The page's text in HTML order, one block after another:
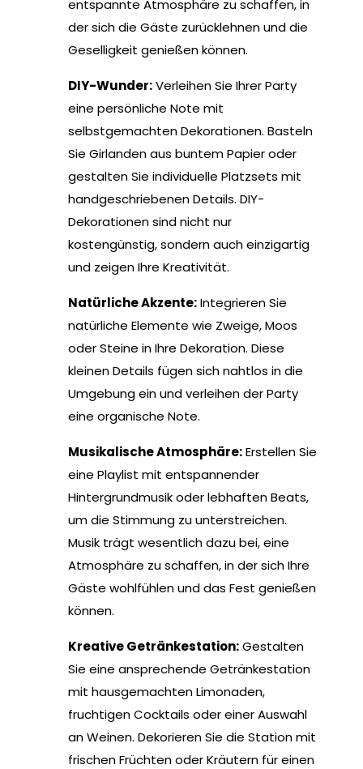
entspannte Atmosphäre zu schaffen, in
der sich die Gäste zurücklehnen und die
Geselligkeit genießen können.
DIY-Wunder:Verleihen Sie Ihrer Party
eine persönliche Note mit
selbstgemachten Dekorationen. Basteln
Sie Girlanden aus buntem Papier oder
gestalten Sie individuelle Platzsets mit
handgeschriebenen Details. DIY-
Dekorationen sind nicht nur
kostengünstig, sondern auch einzigartig
und zeigen Ihre Kreativität.
Natürliche Akzente:Integrieren Sie
natürliche Elemente wie Zweige, Moos
oder Steine in Ihre Dekoration. Diese
kleinen Details fügen sich nahtlos in die
Umgebung ein und verleihen der Party
eine organische Note.
Musikalische Atmosphäre:Erstellen Sie
eine Playlist mit entspannender
Hintergrundmusik oder lebhaften Beats,
um die Stimmung zu unterstreichen.
Musik trägt wesentlich dazu bei, eine
Atmosphäre zu schaffen, in der sich Ihre
Gäste wohlfühlen und das Fest genießen
können.
Kreative Getränkestation:Gestalten
Sie eine ansprechende Getränkestation
mit hausgemachten Limonaden,
fruchtigen Cocktails oder einer Auswahl
an Weinen. Dekorieren Sie die Station mit
frischen Früchten oder Kräutern für einen